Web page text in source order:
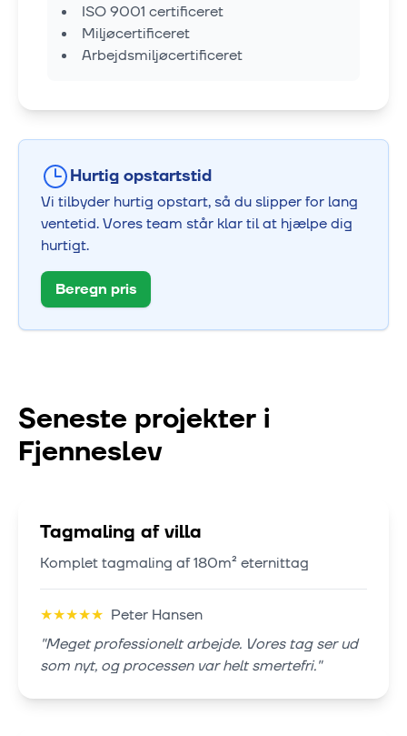
ISO 9001 certificeret
Miljøcertificeret
Arbejdsmiljøcertificeret
Hurtig opstartstid
Vi tilbyder hurtig opstart, så du slipper for lang
ventetid. Vores team står klar til at hjælpe dig
hurtigt.
Beregn pris
Seneste projekter i
Fjenneslev
Tagmaling af villa
Komplet tagmaling af 180m² eternittag
★★★★★ Peter Hansen
"Meget professionelt arbejde. Vores tag ser ud
som nyt, og processen var helt smertefri."